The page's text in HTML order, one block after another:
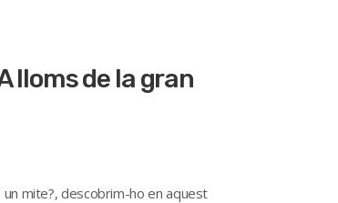
lloms de la gran
un mite?, descobrim-ho en aquest